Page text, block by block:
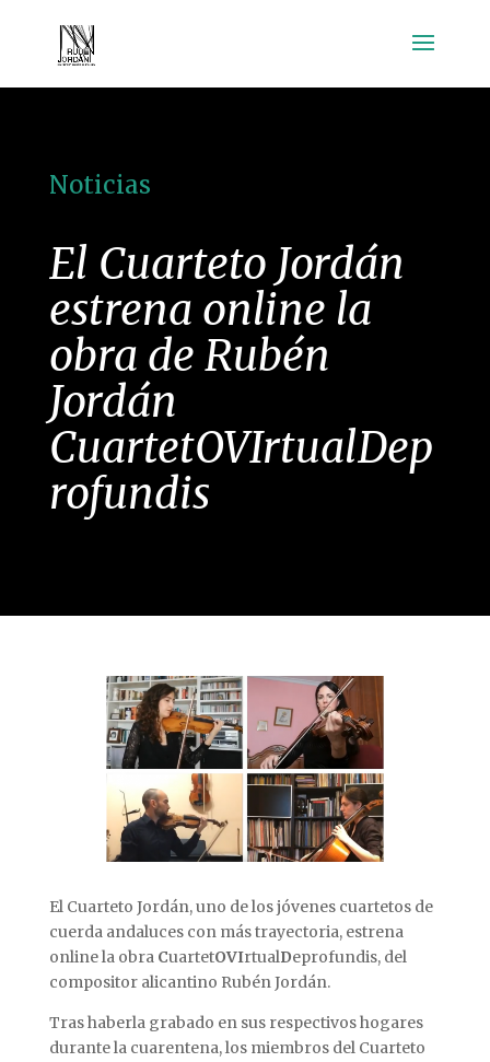
Noticias
El Cuarteto Jordán
estrena online la
obra de Rubén
Jordán
CuartetOVIrtualDep
rofundis
El Cuarteto Jordán, uno de los jóvenes cuartetos de
cuerda andaluces con más trayectoria, estrena
online la obra CuartetOVIrtualDeprofundis, del
compositor alicantino Rubén Jordán.
Tras haberla grabado en sus respectivos hogares
durante la cuarentena, los miembros del Cuarteto